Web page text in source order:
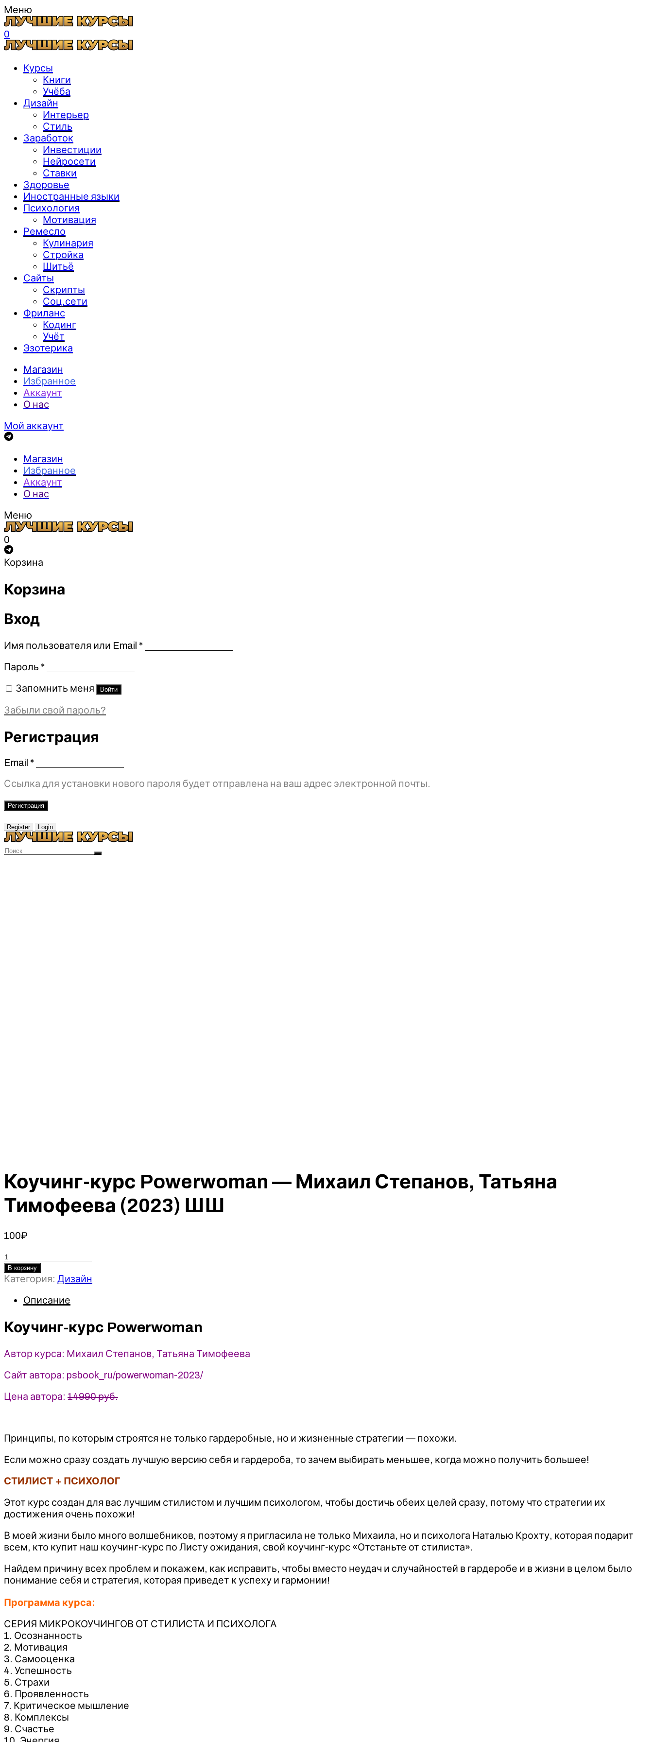
Меню
0
Курсы
Книги
Учёба
Дизайн
Интерьер
Стиль
Заработок
Инвестиции
Нейросети
Ставки
Здоровье
Иностранные языки
Психология
Мотивация
Ремесло
Кулинария
Стройка
Шитьё
Сайты
Скрипты
Соц.сети
Фриланс
Кодинг
Учёт
Эзотерика
Магазин
Избранное
Аккаунт
О нас
Мой аккаунт
Магазин
Избранное
Аккаунт
О нас
Меню
0
Корзина
Корзина
Вход
Имя пользователя или Email *Обязательно
Пароль *Обязательно
Запомнить меня Войти
Забыли свой пароль?
Регистрация
Email *Обязательно
Ссылка для установки нового пароля будет отправлена ​​на ваш адрес электронной почты.
Регистрация
Register Login
Коучинг-курс Powerwoman — Михаил Степанов, Татьяна
Тимофеева (2023) ШШ
100₽
Количество
товара
Коучинг-
Powerwoman
Михаил
Степанов,
Татьяна
Тимофеева
(2023)
ШШ
В корзину
Категория: Дизайн
Описание
Коучинг-курс Powerwoman
Автор курса: Михаил Степанов, Татьяна Тимофеева
Сайт автора: psbook_ru/powerwoman-2023/
Цена автора: 14990 руб.
Принципы, по которым строятся не только гардеробные, но и жизненные стратегии — похожи.
Если можно сразу создать лучшую версию себя и гардероба, то зачем выбирать меньшее, когда можно получить большее!
СТИЛИСТ + ПСИХОЛОГ
Этот курс создан для вас лучшим стилистом и лучшим психологом, чтобы достичь обеих целей сразу, потому что стратегии их
достижения очень похожи!
В моей жизни было много волшебников, поэтому я пригласила не только Михаила, но и психолога Наталью Крохту, которая подарит
всем, кто купит наш коучинг-курс по Листу ожидания, свой коучинг-курс «Отстаньте от стилиста».
Найдем причину всех проблем и покажем, как исправить, чтобы вместо неудач и случайностей в гардеробе и в жизни в целом было
понимание себя и стратегия, которая приведет к успеху и гармонии!
Программа курса:
СЕРИЯ МИКРОКОУЧИНГОВ ОТ СТИЛИСТА И ПСИХОЛОГА
1. Осознанность
2. Мотивация
3. Самооценка
4. Успешность
5. Страхи
6. Проявленность
7. Критическое мышление
8. Комплексы
9. Счастье